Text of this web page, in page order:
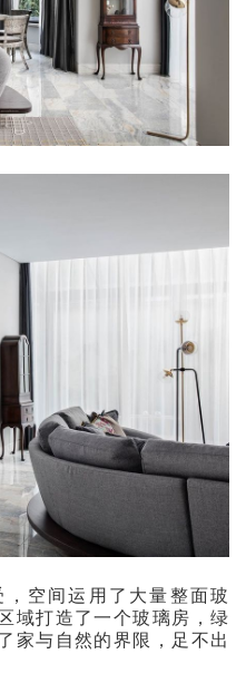
空间运用了大量整面玻
域打造了一个玻璃房，绿
家与自然的界限，足不出